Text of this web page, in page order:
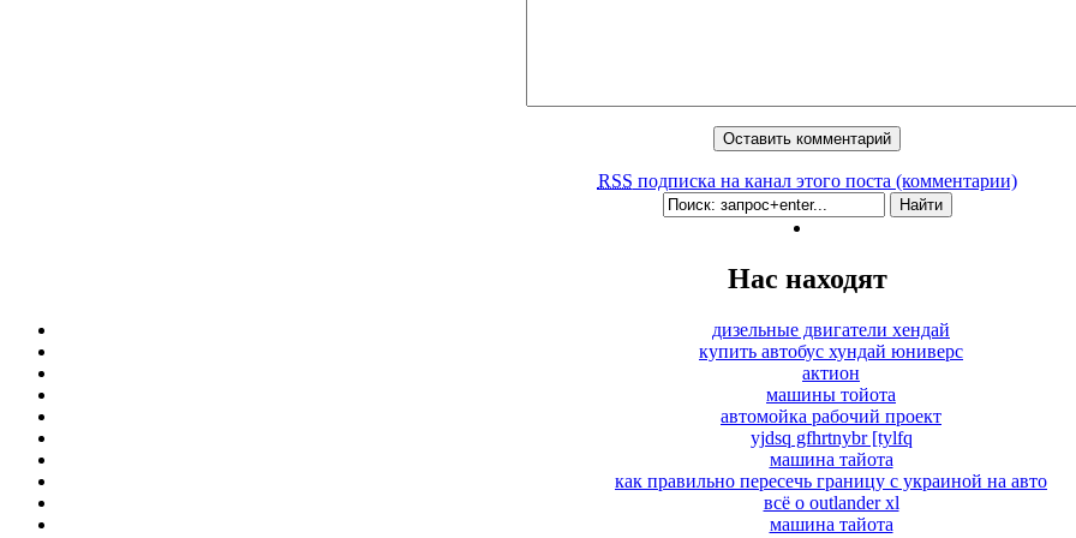
RSS подписка на канал этого поста (комментарии)
Нас находят
дизельные двигатели хендай
купить автобус хундай юниверс
актион
машины тойота
автомойка рабочий проект
yjdsq gfhrtnybr [tylfq
машина тайота
как правильно пересечь границу с украиной на авто
всё о outlander xl
машина тайота